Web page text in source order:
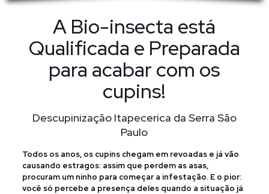
A Bio-insecta está
Qualificada e Preparada
para acabar com os
cupins!
Descupinização Itapecerica da Serra São
Paulo
Todos os anos, os cupins chegam em revoadas e já vão
causando estragos: assim que perdem as asas,
procuram um ninho para começar a infestação. E o pior:
você só percebe a presença deles quando a situação já